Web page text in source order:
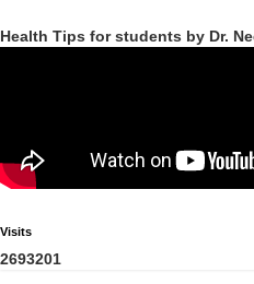
Health Tips for students by Dr.
Visits
2693201